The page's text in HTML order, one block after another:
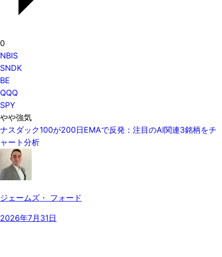
0
NBIS
SNDK
BE
QQQ
SPY
やや強気
ナスダック100が200日EMAで反発：注目のAI関連3銘柄をチ
ャート分析
ジェームズ・ フォード
2026年7月31日